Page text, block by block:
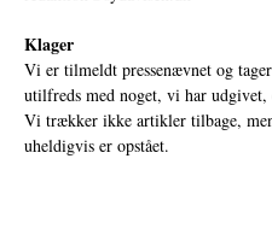
Klager
Vi er tilmeldt pressenævnet og
utilfreds med noget, vi har
Vi trækker ikke artikler tilbage,
uheldigvis er opstået.